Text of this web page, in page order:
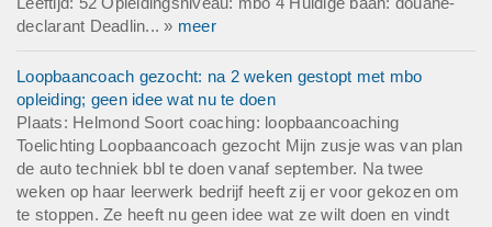
declarant Deadlin... » meer
Loopbaancoach gezocht: na 2 weken gestopt met mbo
opleiding; geen idee wat nu te doen
Plaats: Helmond Soort coaching: loopbaancoaching
Toelichting Loopbaancoach gezocht Mijn zusje was van plan
de auto techniek bbl te doen vanaf september. Na twee
weken op haar leerwerk bedrijf heeft zij er voor gekozen om
te stoppen. Ze heeft nu geen idee wat ze wilt doen en vindt